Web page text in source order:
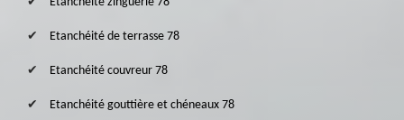
Etanchéité de terrasse 78
Etanchéité couvreur 78
Etanchéité gouttière et chéneaux 78